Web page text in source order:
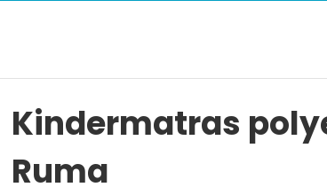
Kindermatras
Ruma